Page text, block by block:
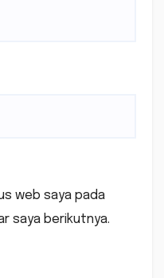
web saya pada
saya berikutnya.